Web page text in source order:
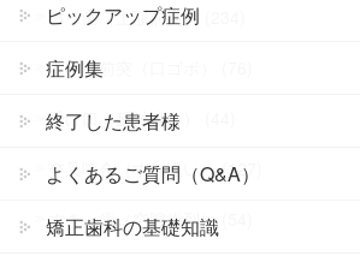
出っ歯（上顎前突） (234)
上下顎前突（口ゴボ） (76)
受け口（反対咬合） (44)
交叉咬合（すれ違い） (127)
すきっ歯（空隙歯列） (54)
ピックアップ症例
症例集
終了した患者様
よくあるご質問（Q&A）
矯正歯科の基礎知識